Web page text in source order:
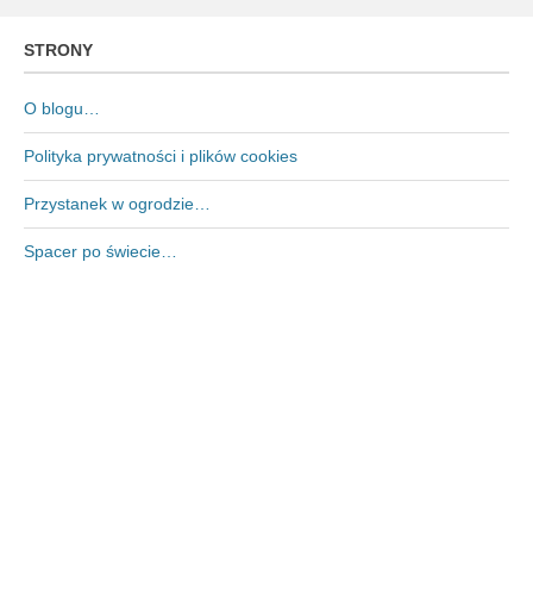
STRONY
O blogu…
Polityka prywatności i plików cookies
Przystanek w ogrodzie…
Spacer po świecie…